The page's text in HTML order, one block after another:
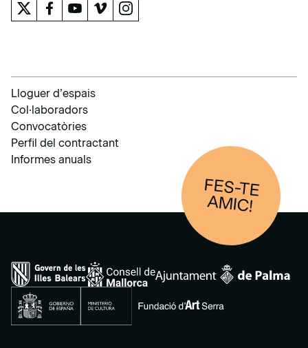
Lloguer d’espais
Col·laboradors
Convocatòries
Perfil del contractant
Informes anuals
FES-TE
AM
IC!